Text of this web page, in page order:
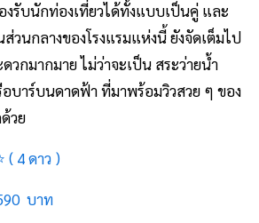
งรับนักท่องเที่ยวได้ทั้งแบบเป็นคู่ และ
วนกลางของโรงแรมแห่งนี้ ยังจัดเต็มไป
วกมากมาย ไม่ว่าจะเป็น สระว่ายน้ำ
บาร์บนดาดฟ้า ที่มาพร้อมวิวสวย ๆ ของ
วย
( 4 ดาว )
บาท